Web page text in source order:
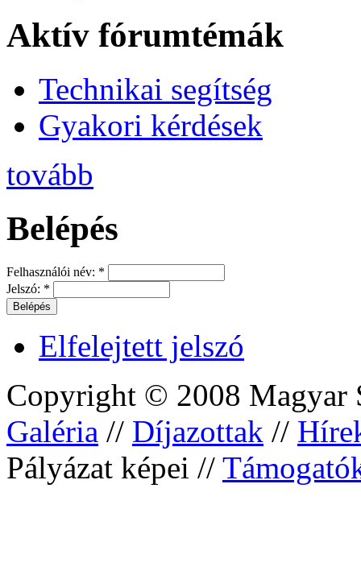
Aktív fórumtémák
Technikai segítség
Gyakori kérdések
tovább
Belépés
Felhasználói név: *
Jelszó: *
Elfelejtett jelszó
Copyright © 2008 Magyar
Galéria // Díjazottak //
Pályázat képei //